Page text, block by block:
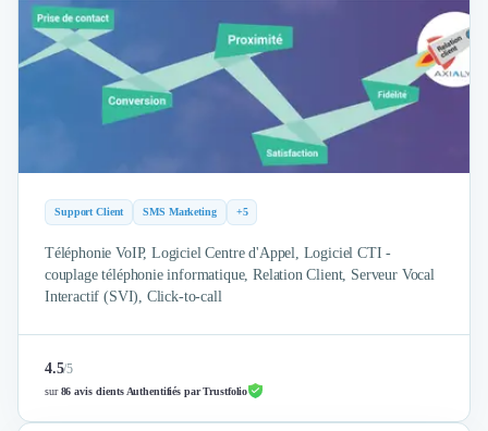
Support Client SMS Marketing +5
Téléphonie VoIP, Logiciel Centre d'Appel, Logiciel CTI -
couplage téléphonie informatique, Relation Client, Serveur Vocal
Interactif (SVI), Click-to-call
4.5/5
sur86 avis clients Authentifiés par Trustfolio